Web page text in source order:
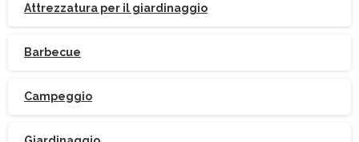
Attrezzatura per il giardinaggio
Barbecue
Campeggio